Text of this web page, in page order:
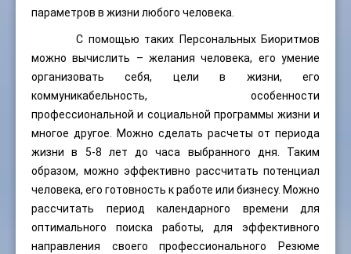
параметров в жизни любого человека.
С помощью таких Персональных Биоритмов
можно вычислить – желания человека, его умение
организовать себя, цели в жизни, его
коммуникабельность, особенности
профессиональной и социальной программы жизни и
многое другое. Можно сделать расчеты от периода
жизни в 5-8 лет до часа выбранного дня. Таким
образом, можно эффективно рассчитать потенциал
человека, его готовность к работе или бизнесу. Можно
рассчитать период календарного времени для
оптимального поиска работы, для эффективного
направления своего профессионального Резюме